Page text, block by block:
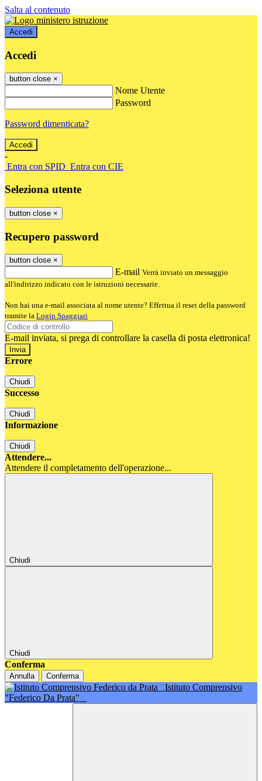
Salta al contenuto
Accedi
Accedi
button close ×
Nome Utente
Password
Password dimenticata?
-
Entra con SPID Entra con CIE
Seleziona utente
button close ×
Recupero password
button close ×
E-mail Verrà inviato un messaggio
all'indirizzo indicato con le istruzioni necessarie.
Non hai una e-mail associata al nome utente? Effettua il reset della password
tramite la Login Spaggiari
E-mail inviata, si prega di controllare la casella di posta elettronica!
Errore
Chiudi
Successo
Chiudi
Informazione
Chiudi
Attendere...
Attendere il completamento dell'operazione...
Chiudi
Chiudi
Conferma
Annulla Conferma
Istituto Comprensivo
"Federico Da Prata"